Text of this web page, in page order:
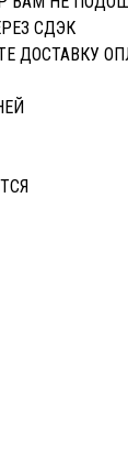
CДЭК
ДОСТАВКУ